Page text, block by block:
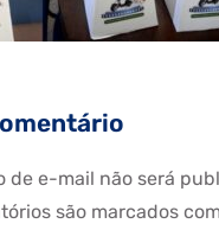
de e-mail não será
são marcados com